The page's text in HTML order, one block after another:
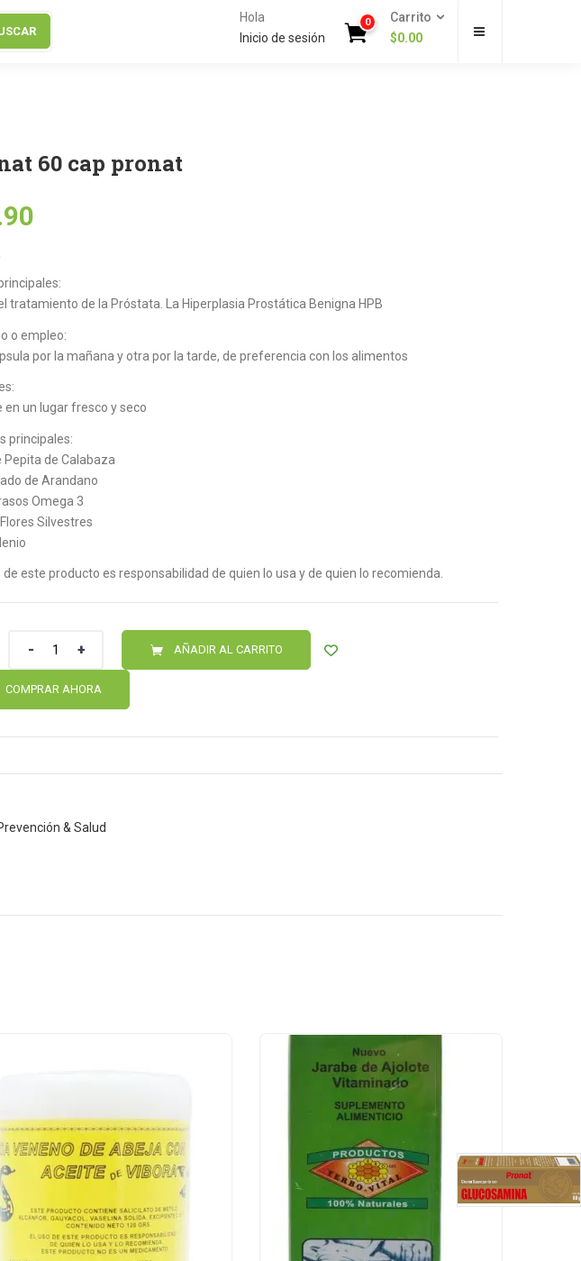
Hola
Inicio de sesión
0
Carrito
$0.00
60 cap pronat
tratamiento de la Próstata. La Hiperplasia Prostática Benigna HPB
o empleo:
por la mañana y otra por la tarde, de preferencia con los alimentos
en un lugar fresco y seco
principales:
Pepita de Calabaza
de Arandano
Omega 3
Silvestres
de este producto es responsabilidad de quien lo usa y de quien lo recomienda.
AÑADIR AL CARRITO
COMPRAR AHORA
& Salud